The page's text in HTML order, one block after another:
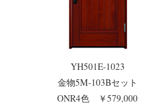
YH501E-1023
金物5M-103Bセット
ONR4色 ￥579,000